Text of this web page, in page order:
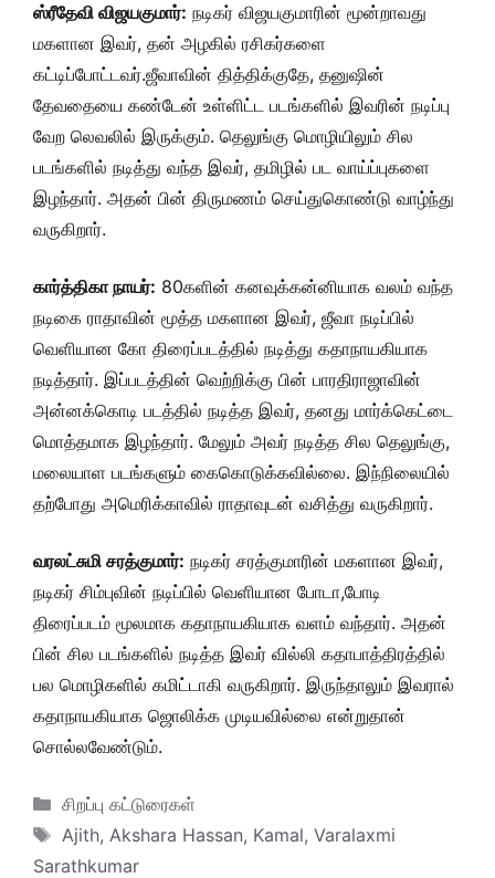
ஸ்ரீதேவி விஜயகுமார்: நடிகர் விஜயகுமாரின் மூன்றாவது
மகளான இவர், தன் அழகில் ரசிகர்களை
கட்டிப்போட்டவர்.ஜீவாவின் தித்திக்குதே, தனுஷின்
தேவதையை கண்டேன் உள்ளிட்ட படங்களில் இவரின் நடிப்பு
வேற லெவலில் இருக்கும். தெலுங்கு மொழியிலும் சில
படங்களில் நடித்து வந்த இவர், தமிழில் பட வாய்ப்புகளை
இழந்தார். அதன் பின் திருமணம் செய்துகொண்டு வாழ்ந்து
வருகிறார்.
கார்த்திகா நாயர்: 80களின் கனவுக்கன்னியாக வலம் வந்த
நடிகை ராதாவின் மூத்த மகளான இவர், ஜீவா நடிப்பில்
வெளியான கோ திரைப்படத்தில் நடித்து கதாநாயகியாக
நடித்தார். இப்படத்தின் வெற்றிக்கு பின் பாரதிராஜாவின்
அன்னக்கொடி படத்தில் நடித்த இவர், தனது மார்க்கெட்டை
மொத்தமாக இழந்தார். மேலும் அவர் நடித்த சில தெலுங்கு,
மலையாள படங்களும் கைகொடுக்கவில்லை. இந்நிலையில்
தற்போது அமெரிக்காவில் ராதாவுடன் வசித்து வருகிறார்.
வரலட்சுமி சரத்குமார்: நடிகர் சரத்குமாரின் மகளான இவர்,
நடிகர் சிம்புவின் நடிப்பில் வெளியான போடா,போடி
திரைப்படம் மூலமாக கதாநாயகியாக வளம் வந்தார். அதன்
பின் சில படங்களில் நடித்த இவர் வில்லி கதாபாத்திரத்தில்
பல மொழிகளில் கமிட்டாகி வருகிறார். இருந்தாலும் இவரால்
கதாநாயகியாக ஜொலிக்க முடியவில்லை என்றுதான்
சொல்லவேண்டும்.
Categories
சிறப்பு கட்டுரைகள்
Tags
Ajith, Akshara Hassan, Kamal, Varalaxmi
Sarathkumar